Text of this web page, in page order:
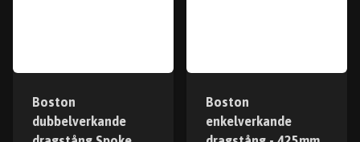
Boston
dubbelverkande
Boston
enkelverkande